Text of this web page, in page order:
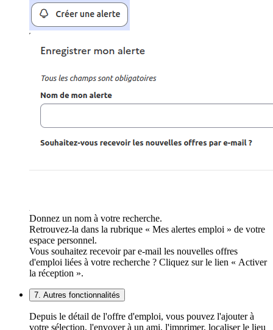
Donnez un nom à votre recherche.
Retrouvez-la dans la rubrique « Mes alertes emploi » de votre
espace personnel.
Vous souhaitez recevoir par e-mail les nouvelles offres
d'emploi liées à votre recherche ? Cliquez sur le lien « Activer
la réception ».
7. Autres fonctionnalités
Depuis le détail de l'offre d'emploi, vous pouvez l'ajouter à
votre sélection, l'envoyer à un ami, l'imprimer, localiser le lieu